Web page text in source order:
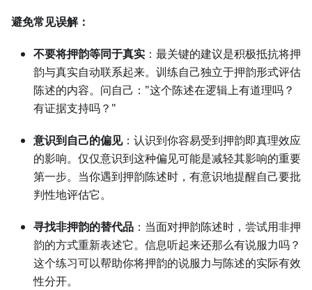
避免常见误解：
不要将押韵等同于真实 ：最关键的建议是积极抵抗将押
韵与真实自动联系起来。训练自己独立于押韵形式评估
陈述的内容。问自己："这个陈述在逻辑上有道理吗？
有证据支持吗？"
意识到自己的偏见：认识到你容易受到押韵即真理效应
的影响。仅仅意识到这种偏见可能是减轻其影响的重要
第一步。当你遇到押韵陈述时，有意识地提醒自己要批
判性地评估它。
寻找非押韵的替代品 ：当面对押韵陈述时，尝试用非押
韵的方式重新表述它。信息听起来还那么有说服力吗？
这个练习可以帮助你将押韵的说服力与陈述的实际有效
性分开。